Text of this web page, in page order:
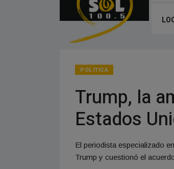
POLITICA
Trump, la
Estados
El periodista especializado
Trump y cuestionó el